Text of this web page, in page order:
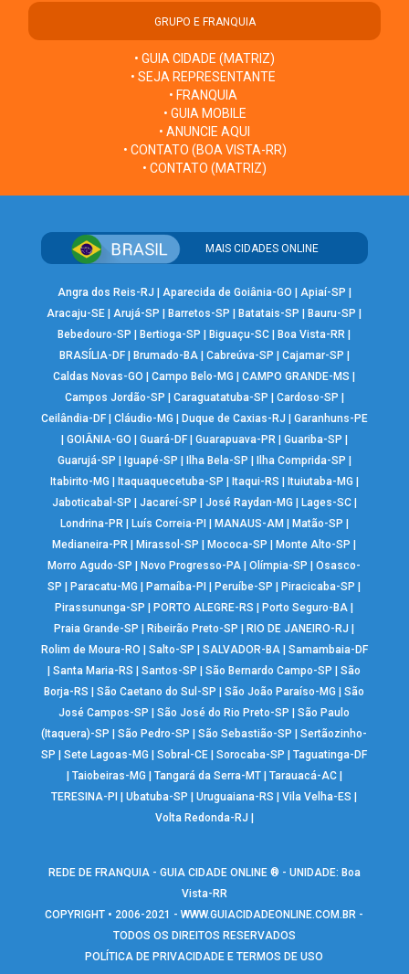
GRUPO E FRANQUIA
• GUIA CIDADE (MATRIZ)
• SEJA REPRESENTANTE
• FRANQUIA
• GUIA MOBILE
• ANUNCIE AQUI
• CONTATO (BOA VISTA-RR)
• CONTATO (MATRIZ)
MAIS CIDADES ONLINE
Angra dos Reis-RJ Aparecida de Goiânia-GO Apiaí-SP
Aracaju-SE |Arujá-SP Barretos-SP Batatais-SP Bauru-SP
Bebedouro-SP
Bertioga-SP Biguaçu-SC Boa Vista-RR
BRASÍLIA-DF| Brumado-BA| Cabreúva-SP Cajamar-SP
Caldas Novas-GO
|Campo Belo-MG |CAMPO GRANDE-MS
Campos Jordão-SP
Caraguatatuba-SP Cardoso-SP
Ceilândia-DF| Cláudio-MG Duque de Caxias-RJ
Garanhuns-PE
GOIÂNIA-GO Guará-DF| Guarapuava-PR| Guariba-SP
Guarujá-SP
Iguapé-SP Ilha Bela-SP Ilha Comprida-SP
Itabirito-MG
Itaquaquecetuba-SP Itaqui-RS Ituiutaba-MG
Jaboticabal-SP
Jacareí-SP José Raydan-MG Lages-SC|
Londrina-PR| Luís Correia-PI MANAUS-AM Matão-SP
Medianeira-PR
Mirassol-SP Mococa-SP Monte Alto-SP
Morro Agudo-SP
Novo Progresso-PA |Olímpia-SP |Osasco-
SP
Paracatu-MG Parnaíba-PI Peruíbe-SP Piracicaba-SP
Pirassununga-SP
PORTO ALEGRE-RS Porto Seguro-BA
Praia Grande-SP
Ribeirão Preto-SP RIO DE JANEIRO-RJ
Rolim de Moura-RO
Salto-SP SALVADOR-BA| Samambaia-DF
|Santa Maria-RS |Santos-SP |São Bernardo Campo-SP |São
Borja-RS
|São Caetano do Sul-SP |São João Paraíso-MG |São
José Campos-SP
|São José do Rio Preto-SP |São Paulo
(Itaquera)-SP
|São Pedro-SP |São Sebastião-SP |Sertãozinho-
SP
|Sete Lagoas-MG |Sobral-CE |Sorocaba-SP |Taguatinga-DF
Taiobeiras-MG Tangará da Serra-MT| Tarauacá-AC|
TERESINA-PI
|Ubatuba-SP |Uruguaiana-RS |Vila Velha-ES
Volta Redonda-RJ
REDE DE FRANQUIA - GUIA CIDADE ONLINE ® - UNIDADE: Boa
Vista-RR
COPYRIGHT • 2006-2021 -WWW.GUIACIDADEONLINE.COM.BR -
TODOS OS DIREITOS RESERVADOS
POLÍTICA DE PRIVACIDADE E TERMOS DE USO